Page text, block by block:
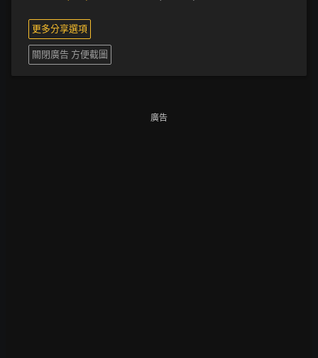
更多分享選項
關閉廣告 方便截圖
廣告